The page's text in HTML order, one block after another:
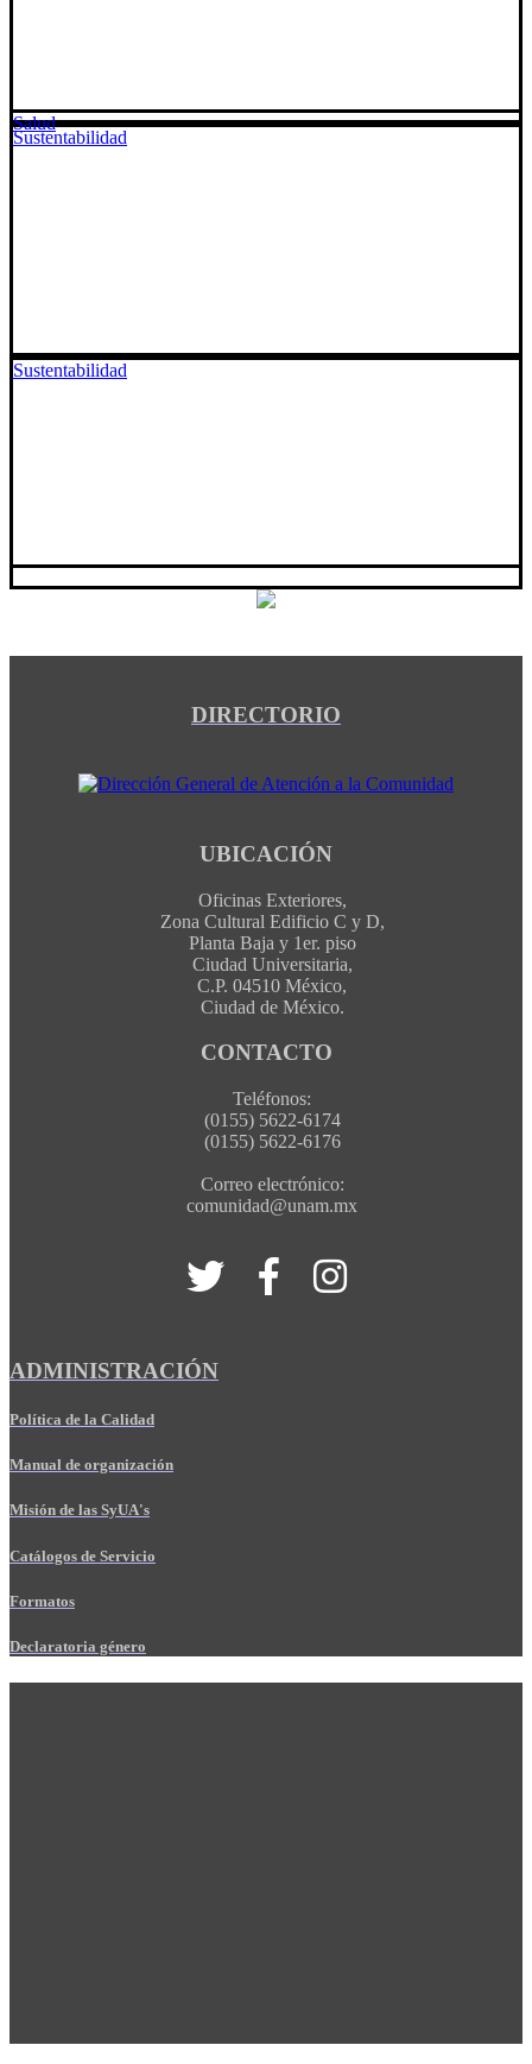
Sustentabilidad
Sustentabilidad
Salud
DIRECTORIO
UBICACIÓN
Oficinas Exteriores,
Zona Cultural Edificio C y D,
Planta Baja y 1er. piso
Ciudad Universitaria,
C.P. 04510 México,
Ciudad de México.
CONTACTO
Teléfonos:
(0155) 5622-6174
(0155) 5622-6176
Correo electrónico:
comunidad@unam.mx
ADMINISTRACIÓN
Política de la Calidad
Manual de organización
Misión de las SyUA's
Catálogos de Servicio
Formatos
Declaratoria género